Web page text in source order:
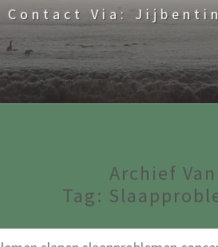
Contact Via:
Archief Van
Tag: